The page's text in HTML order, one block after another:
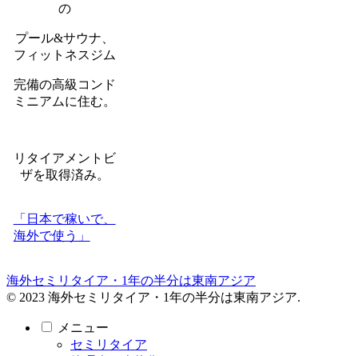
の
プール&サウナ、
フィットネスジム
完備の高級コンド
ミニアムに住む。
リタイアメントビ
ザを取得済み。
「日本で稼いで、
海外で使う」
海外セミリタイア・1年の半分は東南アジア
© 2023 海外セミリタイア・1年の半分は東南アジア.
メニュー
セミリタイア